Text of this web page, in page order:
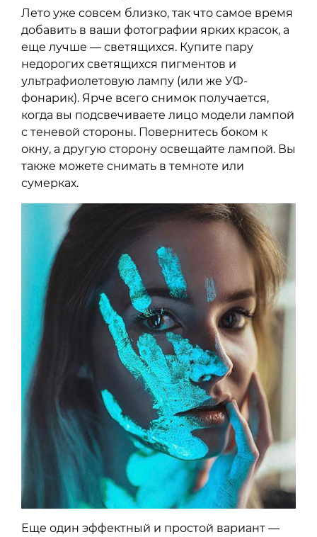
Лето уже совсем близко, так что самое время
добавить в ваши фотографии ярких красок, а
еще лучше — светящихся. Купите пару
недорогих светящихся пигментов и
ультрафиолетовую лампу (или же УФ-
фонарик). Ярче всего снимок получается,
когда вы подсвечиваете лицо модели лампой
с теневой стороны. Повернитесь боком к
окну, а другую сторону освещайте лампой. Вы
также можете снимать в темноте или
сумерках.
Еще один эффектный и простой вариант —